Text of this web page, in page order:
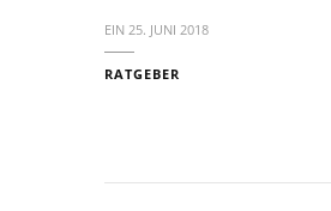
EIN 25. JUNI 2018
RATGEBER